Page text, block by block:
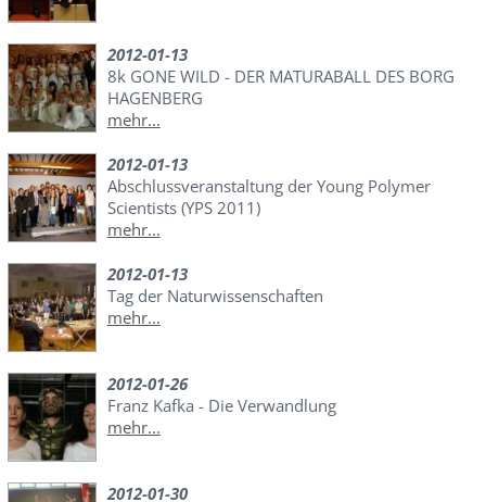
2012-01-13
8k GONE WILD - DER MATURABALL DES BORG
HAGENBERG
mehr...
2012-01-13
Abschlussveranstaltung der Young Polymer
Scientists (YPS 2011)
mehr...
2012-01-13
Tag der Naturwissenschaften
mehr...
2012-01-26
Franz Kafka - Die Verwandlung
mehr...
2012-01-30